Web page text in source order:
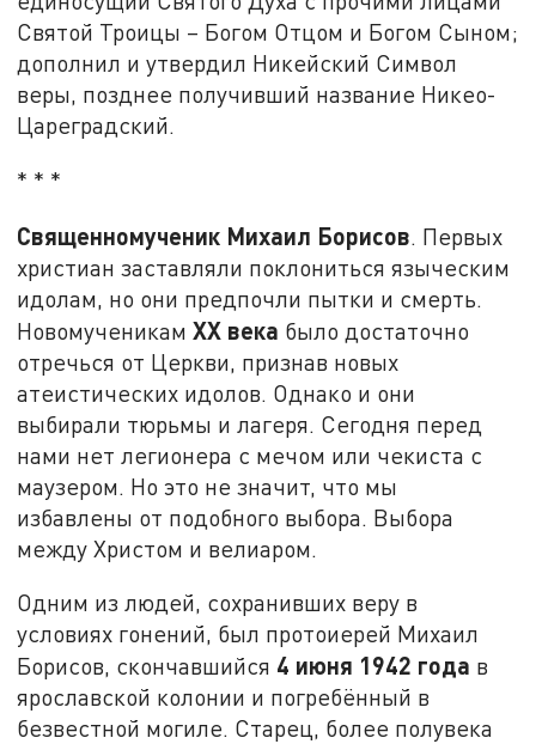
Святой Троицы – Богом Отцом и Богом Сыном;
дополнил и утвердил Никейский Символ
веры, позднее получивший название Никео-
Цареградский.
* * *
Священномученик Михаил Борисов. Первых
христиан заставляли поклониться языческим
идолам, но они предпочли пытки и смерть.
НовомученикамXX века было достаточно
отречься от Церкви, признав новых
атеистических идолов. Однако и они
выбирали тюрьмы и лагеря. Сегодня перед
нами нет легионера с мечом или чекиста с
маузером. Но это не значит, что мы
избавлены от подобного выбора. Выбора
между Христом и велиаром.
Одним из людей, сохранивших веру в
условиях гонений, был протоиерей Михаил
Борисов, скончавшийся 4 июня 1942 года в
ярославской колонии и погребённый в
безвестной могиле. Старец, более полувека